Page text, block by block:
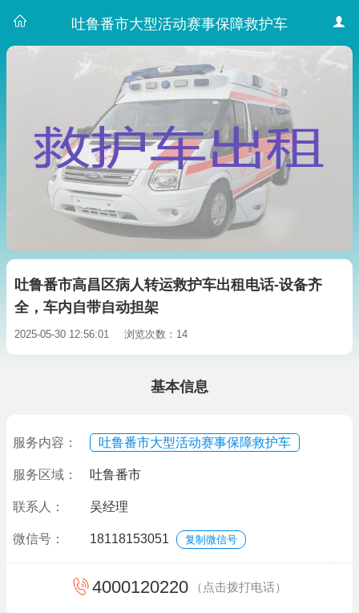
吐鲁番市大型活动赛事保障救护车
吐鲁番市高昌区病人转运救护车出租电话-设备齐
全，车内自带自动担架
2025-05-30 12:56:01 浏览次数：14
基本信息
服务内容： 吐鲁番市大型活动赛事保障救护车
服务区域： 吐鲁番市
联系人： 吴经理
微信号： 18118153051 复制微信号
4000120220 （点击拨打电话）